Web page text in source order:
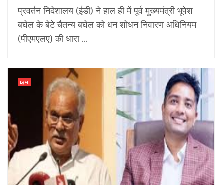
प्रवर्तन निदेशालय (ईडी) ने हाल ही में पूर्व मुख्यमंत्री भूपेश
बघेल के बेटे चैतन्य बघेल को धन शोधन निवारण अधिनियम
(पीएमएलए) की धारा ...
क्राइम